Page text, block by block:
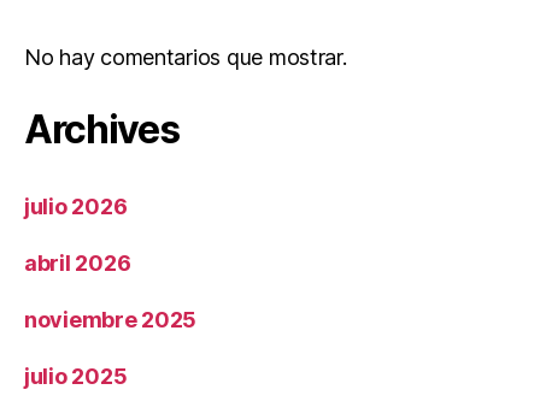
No hay comentarios que mostrar.
Archives
julio 2026
abril 2026
noviembre 2025
julio 2025